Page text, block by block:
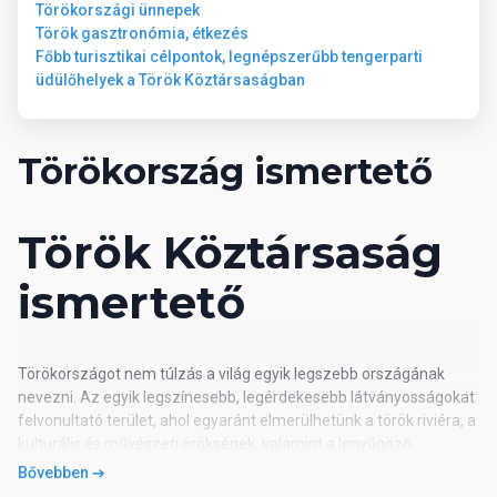
Törökországi ünnepek
Török gasztronómia, étkezés
Főbb turisztikai célpontok, legnépszerűbb tengerparti
üdülőhelyek a Török Köztársaságban
Törökország ismertető
Török Köztársaság
ismertető
Törökországot nem túlzás a világ egyik legszebb országának
nevezni. Az egyik legszínesebb, legérdekesebb látványosságokat
felvonultató terület, ahol egyaránt elmerülhetünk a török riviéra, a
természeti tájak nyújtotta élvezetekben. Évről évre turisták milliói
Bővebben